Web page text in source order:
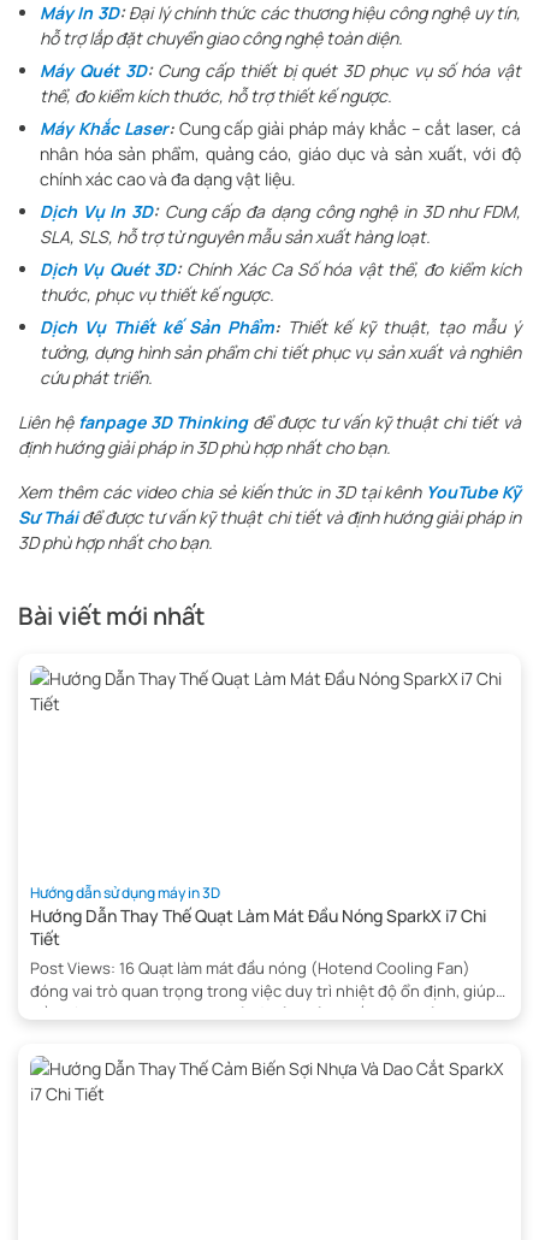
Máy In 3D:Đại lý chính thức các thương hiệu công nghệ uy tín,
hỗ trợ lắp đặt chuyển giao công nghệ toàn diện.
Máy Quét 3D:Cung cấp thiết bị quét 3D phục vụ số hóa vật
thể, đo kiểm kích thước, hỗ trợ thiết kế ngược.
Máy Khắc Laser: Cung cấp giải pháp máy khắc – cắt laser, cá
nhân hóa sản phẩm, quảng cáo, giáo dục và sản xuất, với độ
chính xác cao và đa dạng vật liệu.
Dịch Vụ In 3D:Cung cấp đa dạng công nghệ in 3D như FDM,
SLA, SLS, hỗ trợ từ nguyên mẫu sản xuất hàng loạt.
Dịch Vụ Quét 3D: Chính Xác Ca Số hóa vật thể, đo kiểm kích
thước, phục vụ thiết kế ngược.
Dịch Vụ Thiết kế Sản Phẩm: Thiết kế kỹ thuật, tạo mẫu ý
tưởng, dựng hình sản phẩm chi tiết phục vụ sản xuất và nghiên
cứu phát triển.
Liên hệ fanpage 3D Thinkingđể được tư vấn kỹ thuật chi tiết và
định hướng giải pháp in 3D phù hợp nhất cho bạn.
Xem thêm các video chia sẻ kiến thức in 3D tại kênh YouTube Kỹ
Sư Thái để được tư vấn kỹ thuật chi tiết và định hướng giải pháp in
3D phù hợp nhất cho bạn.
Bài viết mới nhất
Hướng dẫn sử dụng máy in 3D
Hướng Dẫn Thay Thế Quạt Làm Mát Đầu Nóng SparkX i7 Chi
Tiết
Post Views: 16 Quạt làm mát đầu nóng (Hotend Cooling Fan)
đóng vai trò quan trọng trong việc duy trì nhiệt độ ổn định, giúp
đầu nóng hoạt động hiệu quả và đảm bảo chất lượng bản in 3D.
giúp […]